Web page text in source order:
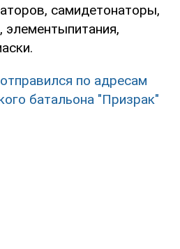
самидетонаторы,
по адресам
батальона "Призрак"